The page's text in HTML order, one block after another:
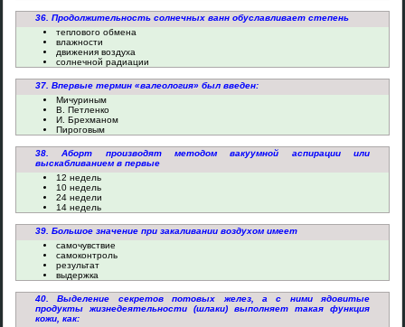
36. Продолжительность солнечных ванн обуславливает степень
теплового обмена
влажности
движения воздуха
солнечной радиации
37. Впервые термин «валеология» был введен:
Мичуриным
В. Петленко
И. Брехманом
Пироговым
38. Аборт производят методом вакуумной аспирации или
выскабливанием в первые
12 недель
10 недель
24 недели
14 недель
39. Большое значение при закаливании воздухом имеет
самочувствие
самоконтроль
результат
выдержка
40. Выделение секретов потовых желез, а с ними ядовитые
продукты жизнедеятельности (шлаки) выполняет такая функция
кожи, как: